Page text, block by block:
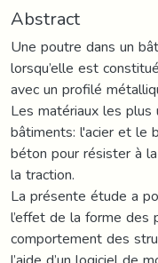
Abstract
Une poutre dans un
lorsqu’elle est
avec un profilé
Les matériaux les
bâtiments: l'acier et le
béton pour résister à
la traction.
La présente étude a
l’effet de la forme
comportement des